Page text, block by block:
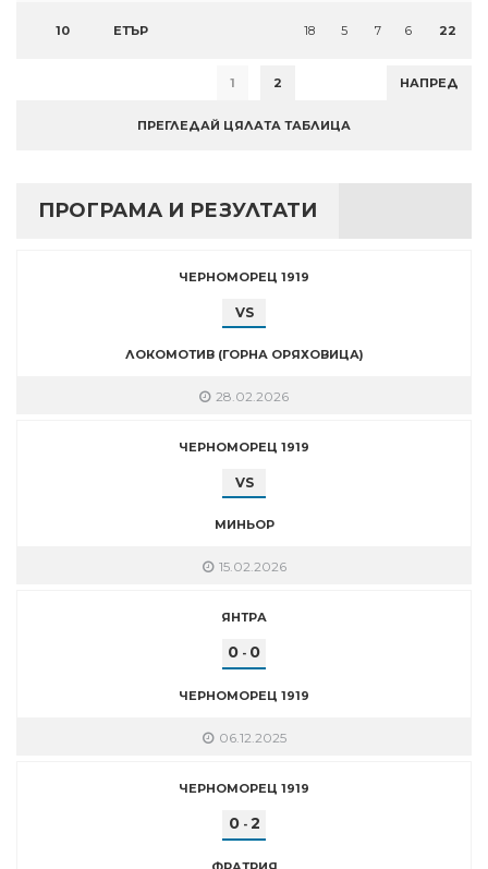
10 ЕТЪР 18 5 7 6 22
1 2 НАПРЕД
ПРЕГЛЕДАЙ ЦЯЛАТА ТАБЛИЦА
ПРОГРАМА И РЕЗУЛТАТИ
ЧЕРНОМОРЕЦ 1919
VS
ЛОКОМОТИВ (ГОРНА ОРЯХОВИЦА)
28.02.2026
ЧЕРНОМОРЕЦ 1919
VS
МИНЬОР
15.02.2026
ЯНТРА
0 - 0
ЧЕРНОМОРЕЦ 1919
06.12.2025
ЧЕРНОМОРЕЦ 1919
0- 2